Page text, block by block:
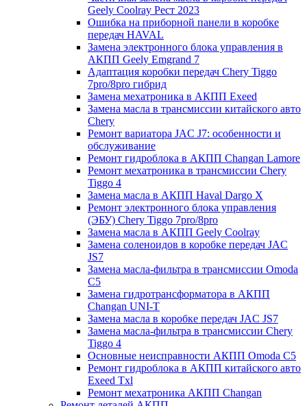
Geely Coolray Pест 2023
Ошибка на приборной панели в коробке
передач HAVAL
Замена электронного блока управления в
АКПП Geely Emgrand 7
Адаптация коробки передач Chery Tiggo
7pro/8pro гибрид
Замена мехатроника в АКПП Exeed
Замена масла в трансмиссии китайского авто
Chery
Ремонт вариатора JAC J7: особенности и
обслуживание
Ремонт гидроблока в АКПП Changan Lamore
Ремонт мехатроника в трансмиссии Chery
Tiggo 4
Замена масла в АКПП Haval Dargo X
Ремонт электронного блока управления
(ЭБУ) Chery Tiggo 7pro/8pro
Замена масла в АКПП Geely Coolray
Замена соленоидов в коробке передач JAC
JS7
Замена масла-фильтра в трансмиссии Omoda
C5
Замена гидротрансформатора в АКПП
Changan UNI-T
Замена масла в коробке передач JAC JS7
Замена масла-фильтра в трансмиссии Chery
Tiggo 4
Основные неисправности АКПП Omoda C5
Ремонт гидроблока в АКПП китайского авто
Exeed Txl
Ремонт мехатроника АКПП Changan